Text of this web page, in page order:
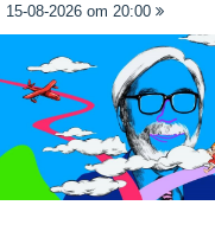
15-08-2026 om 20:00